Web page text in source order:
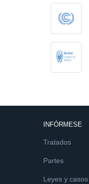
INFÓRMESE
Tratados
Partes
Leyes y casos